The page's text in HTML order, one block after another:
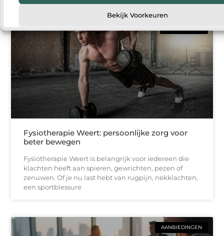
Bekijk Voorkeuren
Fysiotherapie Weert: persoonlijke zorg voor
beter bewegen
Fysiotherapie Weert is belangrijk voor iedereen die
klachten heeft aan spieren, gewrichten, pezen of
zenuwen. Of je nu last hebt van rugpijn, nekklachten,
een sportblessure
AANBIEDINGEN